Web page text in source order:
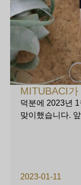
MITUBACI
2023-01-11
덕분에 2023년
맞이했습니다.